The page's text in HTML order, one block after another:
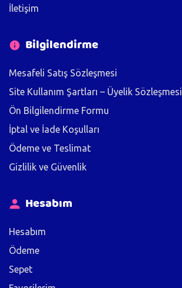
İletişim
Bilgilendirme
Mesafeli Satış Sözleşmesi
Site Kullanım Şartları – Üyelik Sözleşmesi
Ön Bilgilendirme Formu
İptal ve İade Koşulları
Ödeme ve Teslimat
Gizlilik ve Güvenlik
Hesabım
Hesabım
Ödeme
Sepet